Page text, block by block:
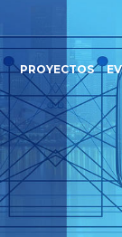
PROYECTOS